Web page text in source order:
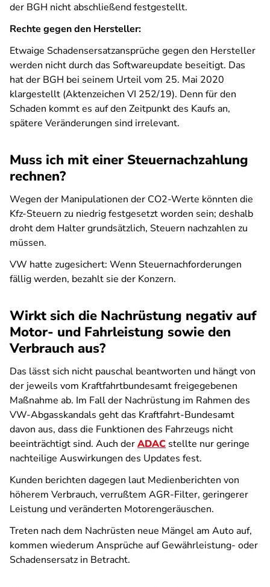
der BGH nicht abschließend festgestellt.
Rechte gegen den Hersteller:
Etwaige Schadensersatzansprüche gegen den Hersteller
werden nicht durch das Softwareupdate beseitigt. Das
hat der BGH bei seinem Urteil vom 25. Mai 2020
klargestellt (Aktenzeichen VI 252/19). Denn für den
Schaden kommt es auf den Zeitpunkt des Kaufs an,
spätere Veränderungen sind irrelevant.
Muss ich mit einer Steuernachzahlung
rechnen?
Wegen der Manipulationen der CO2-Werte könnten die
Kfz-Steuern zu niedrig festgesetzt worden sein; deshalb
droht dem Halter grundsätzlich, Steuern nachzahlen zu
müssen.
VW hatte zugesichert: Wenn Steuernachforderungen
fällig werden, bezahlt sie der Konzern.
Wirkt sich die Nachrüstung negativ auf
Motor- und Fahrleistung sowie den
Verbrauch aus?
Das lässt sich nicht pauschal beantworten und hängt von
der jeweils vom Kraftfahrtbundesamt freigegebenen
Maßnahme ab. Im Fall der Nachrüstung im Rahmen des
VW-Abgasskandals geht das Kraftfahrt-Bundesamt
davon aus, dass die Funktionen des Fahrzeugs nicht
beeinträchtigt sind. Auch derADAC stellte nur geringe
nachteilige Auswirkungen des Updates fest.
Kunden berichten dagegen laut Medienberichten von
höherem Verbrauch, verrußtem AGR-Filter, geringerer
Leistung und veränderten Motorengeräuschen.
Treten nach dem Nachrüsten neue Mängel am Auto auf,
kommen wiederum Ansprüche auf Gewährleistung- oder
Schadensersatz in Betracht.